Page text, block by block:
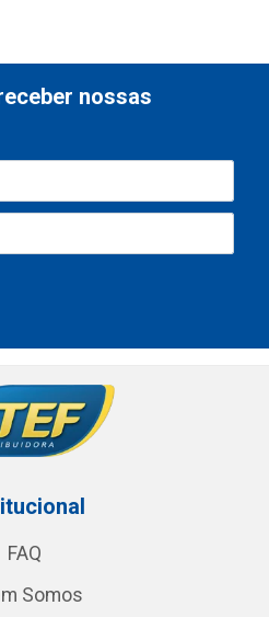
nossas
FAQ
Somos